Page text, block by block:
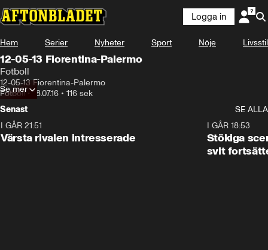
Logga in
Hem Serier Nyheter Sport Nöje Livsstil
12-05-13 Fiorentina-Palermo
Fotboll
12-05-13 Fiorentina-Palermo
Fotboll•18.07.16 • 116 sek
Se mer
Senast
SE ALLA
I GÅR 21:51
Värsta rivalen intresserade
I GÅR 18:53
Stökiga
svit